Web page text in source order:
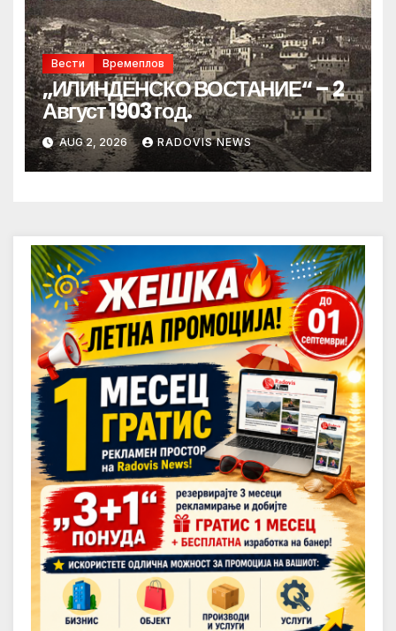
Вести Времеплов
„ИЛИНДЕНСКО ВОСТАНИЕ“ – 2
Август 1903 год.
AUG 2, 2026 RADOVIS NEWS